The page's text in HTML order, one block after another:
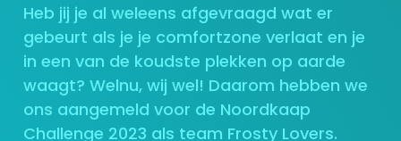
Heb jij je al weleens afgevraagd wat er
gebeurt als je je comfortzone verlaat en je
in een van de koudste plekken op aarde
waagt? Welnu, wij wel! Daarom hebben we
ons aangemeld voor de Noordkaap
Challenge 2023 als team Frosty Lovers.